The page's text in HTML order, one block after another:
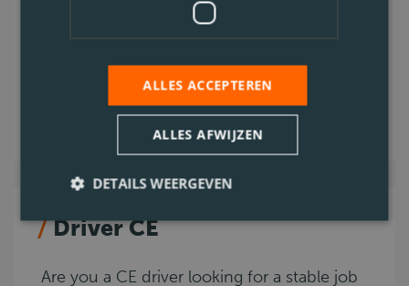
0.5. Dedicated transport
Bekijk vacature
Driver CE
Are you a CE driver looking for a stable job
ALLES ACCEPTEREN
ALLES AFWIJZEN
DETAILS WEERGEVEN